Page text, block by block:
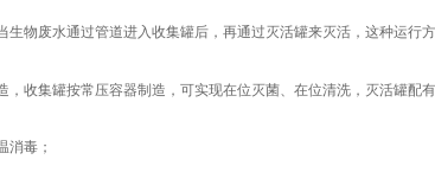
生物废水通过管道进入收集罐后，再通过灭活罐来灭活，这种运行
，收集罐按常压容器制造，可实现在位灭菌、在位清洗，灭活罐配
消毒；